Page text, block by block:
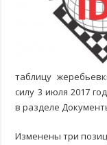
таблицу
силу 3 июля 2017
в разделе
Изменены три